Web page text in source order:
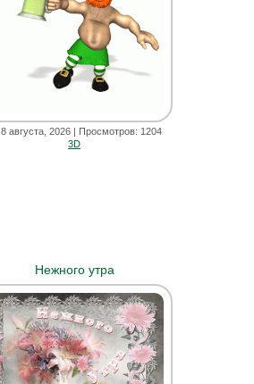
8 августа, 2026| Просмотров: 1204
3D
Нежного утра